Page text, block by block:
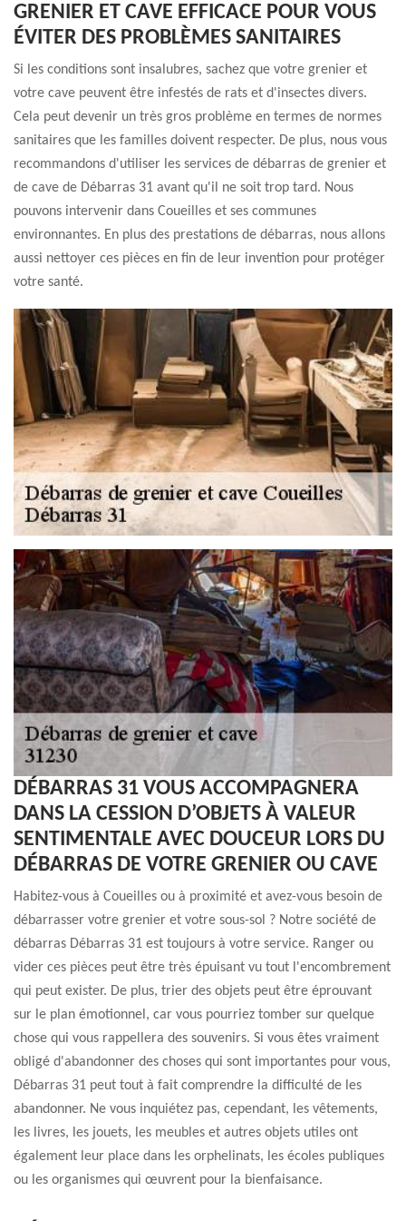
GRENIER ET CAVE EFFICACE POUR VOUS
ÉVITER DES PROBLÈMES SANITAIRES
Si les conditions sont insalubres, sachez que votre grenier et
votre cave peuvent être infestés de rats et d'insectes divers.
Cela peut devenir un très gros problème en termes de normes
sanitaires que les familles doivent respecter. De plus, nous vous
recommandons d'utiliser les services de débarras de grenier et
de cave de Débarras 31 avant qu'il ne soit trop tard. Nous
pouvons intervenir dans Coueilles et ses communes
environnantes. En plus des prestations de débarras, nous allons
aussi nettoyer ces pièces en fin de leur invention pour protéger
votre santé.
DÉBARRAS 31 VOUS ACCOMPAGNERA
DANS LA CESSION D’OBJETS À VALEUR
SENTIMENTALE AVEC DOUCEUR LORS DU
DÉBARRAS DE VOTRE GRENIER OU CAVE
Habitez-vous à Coueilles ou à proximité et avez-vous besoin de
débarrasser votre grenier et votre sous-sol ? Notre société de
débarras Débarras 31 est toujours à votre service. Ranger ou
vider ces pièces peut être très épuisant vu tout l'encombrement
qui peut exister. De plus, trier des objets peut être éprouvant
sur le plan émotionnel, car vous pourriez tomber sur quelque
chose qui vous rappellera des souvenirs. Si vous êtes vraiment
obligé d'abandonner des choses qui sont importantes pour vous,
Débarras 31 peut tout à fait comprendre la difficulté de les
abandonner. Ne vous inquiétez pas, cependant, les vêtements,
les livres, les jouets, les meubles et autres objets utiles ont
également leur place dans les orphelinats, les écoles publiques
ou les organismes qui œuvrent pour la bienfaisance.